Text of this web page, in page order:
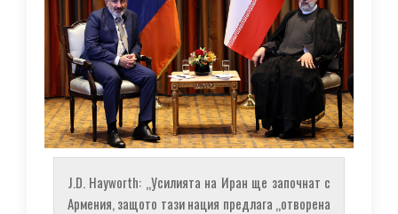
J.D. Hayworth: „Усилията на Иран ще започнат с
Армения, защото тази нация предлага „отворена